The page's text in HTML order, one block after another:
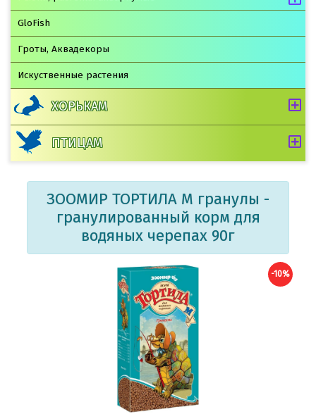
GloFish
Гроты, Аквадекоры
Искуственные растения
ХОРЬКАМ
ПТИЦАМ
ЗООМИР ТОРТИЛА М гранулы -
гранулированный корм для
водяных черепах 90г
-10%